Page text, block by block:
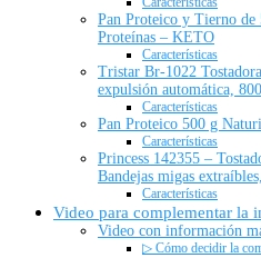
Pan Proteico y Tierno de
Proteínas – KETO
Características
Tristar Br-1022
expulsión automática,
Características
Pan Proteico 500 g
Características
Princess 142355 –
Bandejas migas
Características
Video para complementar la
Video con información
▷ Cómo decidir la